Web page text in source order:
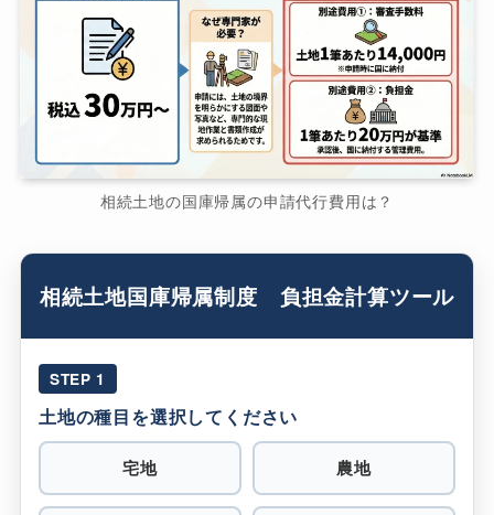
相続土地の国庫帰属の申請代行費用は？
相続土地国庫帰属制度 負担金計算ツール
STEP 1
土地の種目を選択してください
宅地 農地